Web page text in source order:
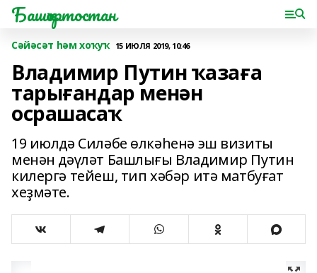
Башҡортостан
Сәйәсәт һәм хоҡуҡ 15 ИЮЛЯ 2019, 10:46
Владимир Путин ҡазаға
тарығандар менән
осрашасаҡ
19 июлдә Силәбе өлкәһенә эш визиты
менән дәүләт Башлығы Владимир Путин
килергә тейеш, тип хәбәр итә матбуғат
хеҙмәте.